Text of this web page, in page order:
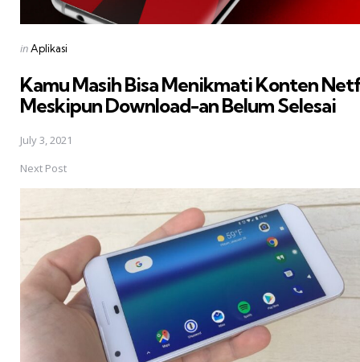
Posted
inAplikasi
Kamu Masih Bisa Menikmati Konten
Meskipun Download-an Belum Selesai
July 3, 2021
Next Post